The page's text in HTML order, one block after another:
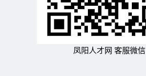
凤阳人才网 客服微信